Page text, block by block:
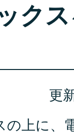
ク
更
の上に、